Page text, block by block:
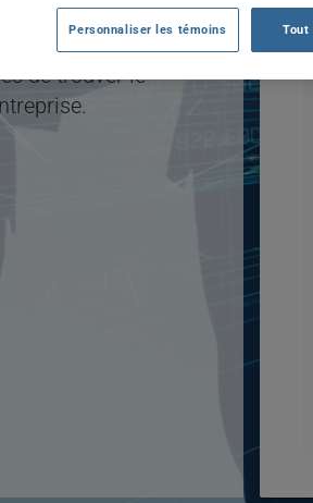
de type Services
cet outil gratuit,
de trouver le
Personnaliser les témoins Tout